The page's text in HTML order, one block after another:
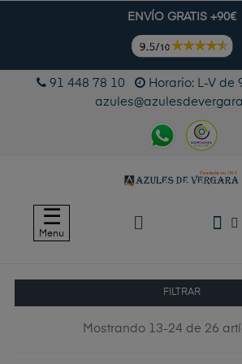
ENVÍO GRATIS +90€
91 448 78 10
Horario: L-V de
Navegación
de
☰
Menu
FILTRAR
Mostrando 13-24 de 26